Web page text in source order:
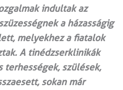
indultak az
a házasságig
melyekhez a fiatalok
A tinédzserklinikák
terhességek, szülések,
sokan már